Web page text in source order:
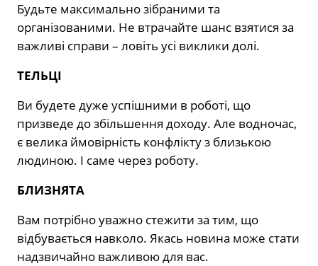
Будьте максимально зібраними та
організованими. Не втрачайте шанс взятися за
важливі справи – ловіть усі виклики долі.
ТЕЛЬЦІ
Ви будете дуже успішними в роботі, що
призведе до збільшення доходу. Але водночас,
є велика ймовірність конфлікту з близькою
людиною. І саме через роботу.
БЛИЗНЯТА
Вам потрібно уважно стежити за тим, що
відбувається навколо. Якась новина може стати
надзвичайно важливою для вас.